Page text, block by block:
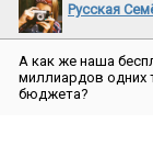
Русская
А как же наша
миллиардов одних
бюджета?